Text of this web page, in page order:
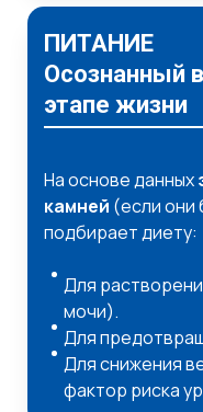
ПИТАНИЕ
Осознанный
этапе жизни
На основе данных
камней (если они
подбирает диету:
Для
мочи).
Для
Для снижения
фактор риска